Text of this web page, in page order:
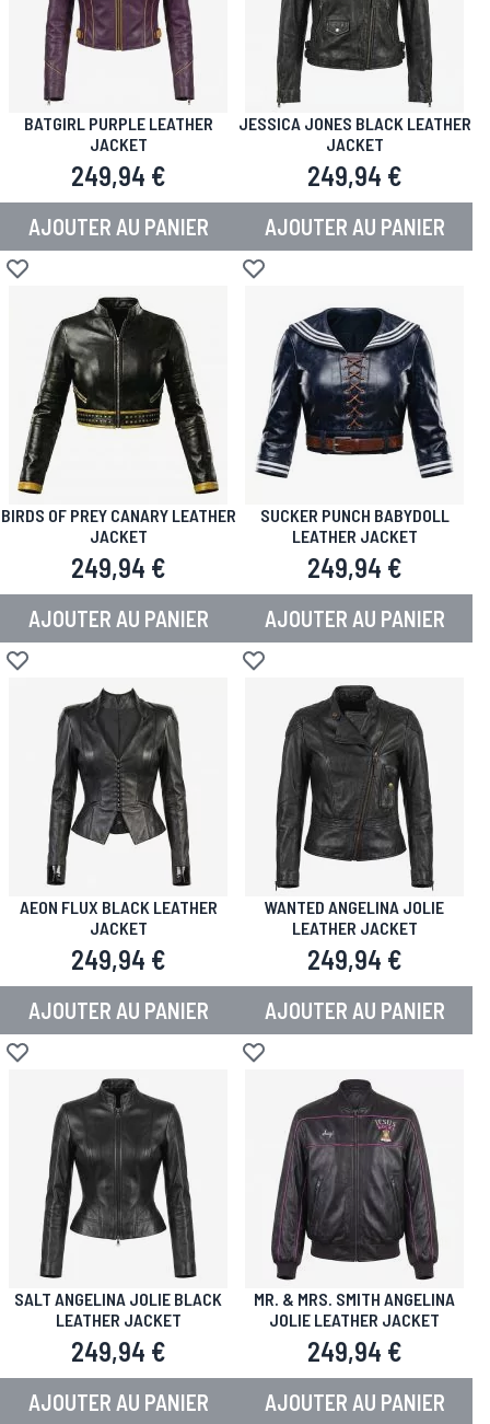
BATGIRL PURPLE LEATHER
JACKET
249,94 €
AJOUTER AU PANIER
Ajouter à la liste d'achats
JESSICA JONES BLACK LEATHER
JACKET
249,94 €
AJOUTER AU PANIER
Ajouter à la liste d'achats
BIRDS OF PREY CANARY LEATHER
JACKET
249,94 €
AJOUTER AU PANIER
Ajouter à la liste d'achats
SUCKER PUNCH BABYDOLL
LEATHER JACKET
249,94 €
AJOUTER AU PANIER
Ajouter à la liste d'achats
AEON FLUX BLACK LEATHER
JACKET
249,94 €
AJOUTER AU PANIER
Ajouter à la liste d'achats
WANTED ANGELINA JOLIE
LEATHER JACKET
249,94 €
AJOUTER AU PANIER
Ajouter à la liste d'achats
SALT ANGELINA JOLIE BLACK
LEATHER JACKET
249,94 €
AJOUTER AU PANIER
MR. & MRS. SMITH ANGELINA
JOLIE LEATHER JACKET
249,94 €
AJOUTER AU PANIER